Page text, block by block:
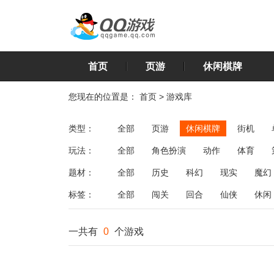
首页 页游 休闲棋牌
您现在的位置是： 首页 > 游戏库
类型： 全部 页游 休闲棋牌 街机
玩法： 全部 角色扮演 动作 体育
飞行
恋爱 第三人称射击 棋类
题材： 全部 历史 科幻 现实 魔幻
标签： 全部 闯关 回合 仙侠 休闲
一共有 0 个游戏